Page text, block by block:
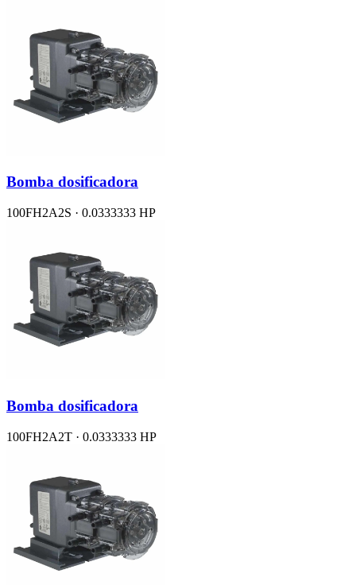
Bomba dosificadora
100FH2A2S · 0.0333333 HP
Bomba dosificadora
100FH2A2T · 0.0333333 HP